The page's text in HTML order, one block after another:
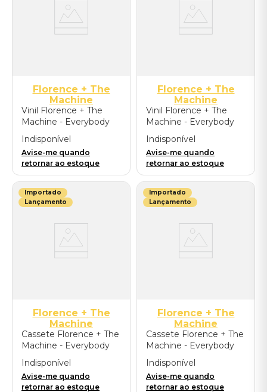
Florence + The
Machine
Vinil Florence + The
Machine - Everybody
Scream: Chamber
Edition - Importado
Indisponível
Avise-me quando
retornar ao estoque
Florence + The
Machine
Vinil Florence + The
Machine - Everybody
Scream (2LP Picture
Disc) - Importado
Indisponível
Avise-me quando
retornar ao estoque
Importado
Lançamento
Florence + The
Machine
Cassete Florence + The
Machine - Everybody
Scream - Importado
Indisponível
Avise-me quando
retornar ao estoque
Importado
Lançamento
Florence + The
Machine
Cassete Florence + The
Machine - Everybody
Scream: The
Bloodwood Edition -
Importado
Indisponível
Avise-me quando
retornar ao estoque